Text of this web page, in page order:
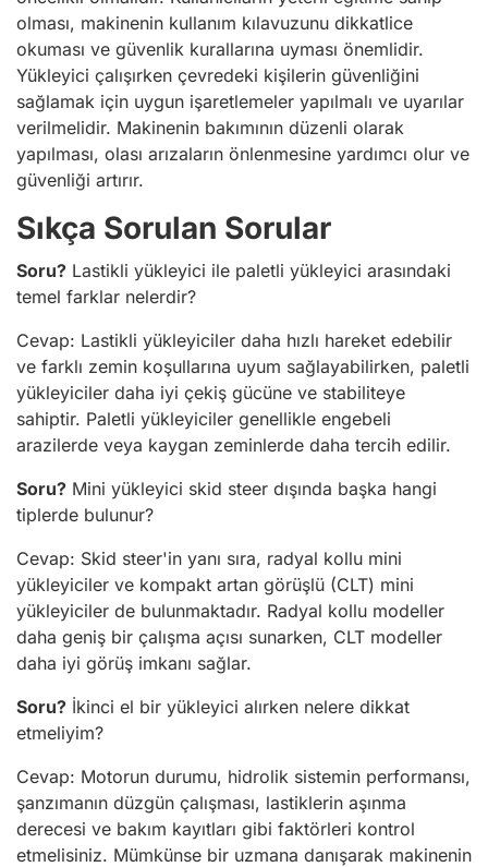
olması, makinenin kullanım kılavuzunu dikkatlice
okuması ve güvenlik kurallarına uyması önemlidir.
Yükleyici çalışırken çevredeki kişilerin güvenliğini
sağlamak için uygun işaretlemeler yapılmalı ve uyarılar
verilmelidir. Makinenin bakımının düzenli olarak
yapılması, olası arızaların önlenmesine yardımcı olur ve
güvenliği artırır.
Sıkça Sorulan Sorular
Soru? Lastikli yükleyici ile paletli yükleyici arasındaki
temel farklar nelerdir?
Cevap: Lastikli yükleyiciler daha hızlı hareket edebilir
ve farklı zemin koşullarına uyum sağlayabilirken, paletli
yükleyiciler daha iyi çekiş gücüne ve stabiliteye
sahiptir. Paletli yükleyiciler genellikle engebeli
arazilerde veya kaygan zeminlerde daha tercih edilir.
Soru? Mini yükleyici skid steer dışında başka hangi
tiplerde bulunur?
Cevap: Skid steer'in yanı sıra, radyal kollu mini
yükleyiciler ve kompakt artan görüşlü (CLT) mini
yükleyiciler de bulunmaktadır. Radyal kollu modeller
daha geniş bir çalışma açısı sunarken, CLT modeller
daha iyi görüş imkanı sağlar.
Soru? İkinci el bir yükleyici alırken nelere dikkat
etmeliyim?
Cevap: Motorun durumu, hidrolik sistemin performansı,
şanzımanın düzgün çalışması, lastiklerin aşınma
derecesi ve bakım kayıtları gibi faktörleri kontrol
etmelisiniz. Mümkünse bir uzmana danışarak makinenin